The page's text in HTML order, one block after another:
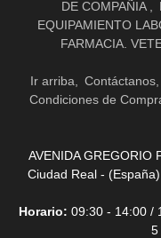
DE COMPAÑIA
EQUIPAMIENTO
FARMACIA.
Ir arriba Contáctanos
Condiciones de
AVENIDA GREGORIO
Ciudad Real -
Horario: 09:30 - 14:00 /
5